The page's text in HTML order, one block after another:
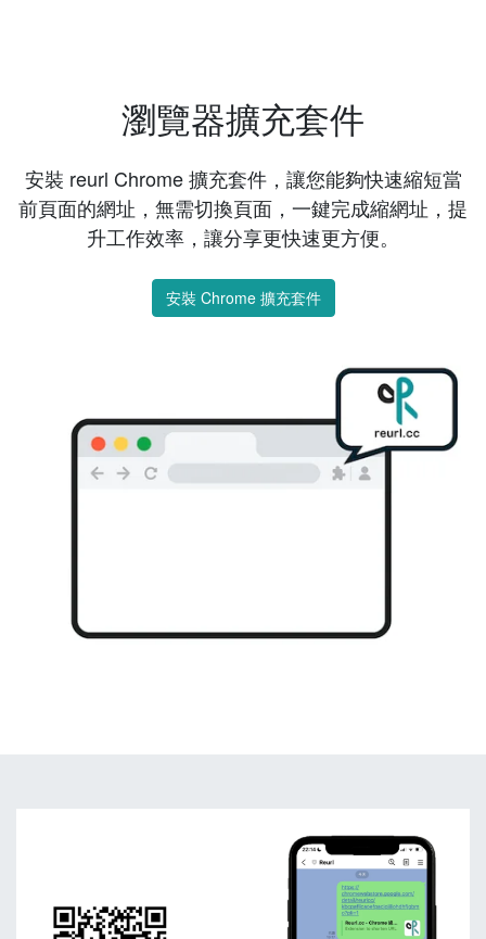
瀏覽器擴充套件
安裝 reurl Chrome 擴充套件，讓您能夠快速縮短當
前頁面的網址，無需切換頁面，一鍵完成縮網址，提
升工作效率，讓分享更快速更方便。
安裝 Chrome 擴充套件